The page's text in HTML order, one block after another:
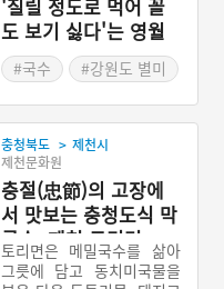
'질릴 정도로 먹어 꼴
도 보기 싫다'는 영월
꼴두국수
#국수
#강원도 별미
충청북도 > 제천시
제천문화원
충절(忠節)의 고장에
서 맛보는 충청도식 막
국수, 제천 토리면
토리면은 메밀국수를 삶아
그릇에 담고 동치미국물을